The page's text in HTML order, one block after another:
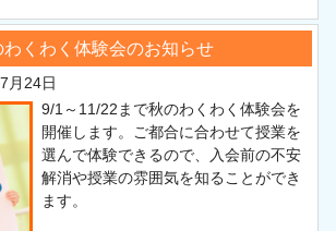
わくわく体験会のお知らせ
月24日
9/1～11/22まで秋のわくわく体験会を
開催します。ご都合に合わせて授業を
選んで体験できるので、入会前の不安
解消や授業の雰囲気を知ることができ
ます。